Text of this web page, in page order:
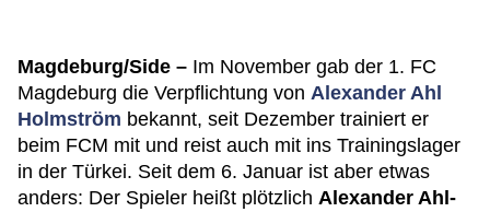
Magdeburg/Side – Im November gab der 1. FC
Magdeburg die Verpflichtung von Alexander Ahl
Holmström bekannt, seit Dezember trainiert er
beim FCM mit und reist auch mit ins Trainingslager
in der Türkei. Seit dem 6. Januar ist aber etwas
anders: Der Spieler heißt plötzlich Alexander Ahl-